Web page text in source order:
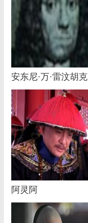
安东尼·万·雷汶胡克
阿灵阿